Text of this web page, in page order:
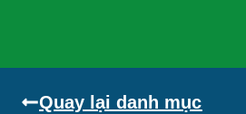
Quay lại danh mục